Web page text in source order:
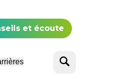
et écoute
Rechercher